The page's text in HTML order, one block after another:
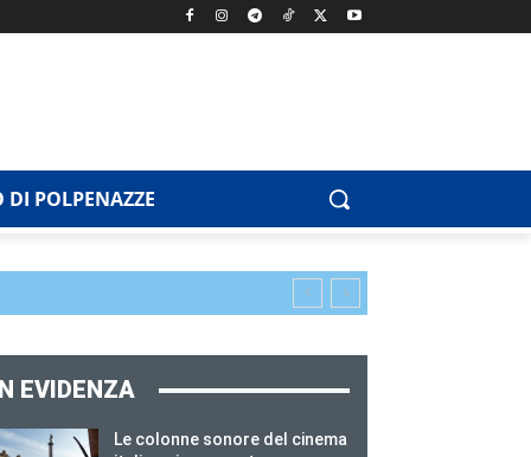
DI POLPENAZZE
EVIDENZA
Le colonne sonore del cinema